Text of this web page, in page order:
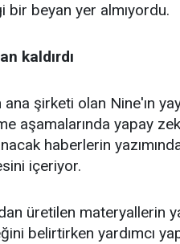
bir beyan yer almıyordu.
kaldırdı
şirketi olan Nine'ın
aşamalarında yapay
haberlerin
içeriyor.
üretilen materyallerin
belirtirken yardımcı